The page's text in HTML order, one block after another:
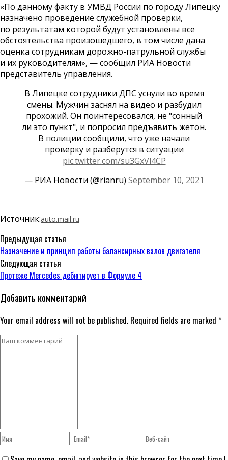
«По данному факту в УМВД России по городу Липецку
назначено проведение служебной проверки,
по результатам которой будут установлены все
обстоятельства произошедшего, в том числе дана
оценка сотрудникам дорожно-патрульной службы
и их руководителям», — сообщил РИА Новости
представитель управления.
В Липецке сотрудники ДПС уснули во время
смены. Мужчин заснял на видео и разбудил
прохожий. Он поинтересовался, не "сонный
ли это пункт", и попросил предъявить жетон.
В полиции сообщили, что уже начали
проверку и разберутся в ситуации
pic.twitter.com/su3GxVl4CP
— РИА Новости (@rianru) September 10, 2021
Источник:auto.mail.ru
Предыдущая статья
Назначение и принцип работы балансирных валов двигателя
Следующая статья
Протеже Mercedes дебютирует в Формуле 4
Добавить комментарий
Your email address will not be published. Required fields are marked *